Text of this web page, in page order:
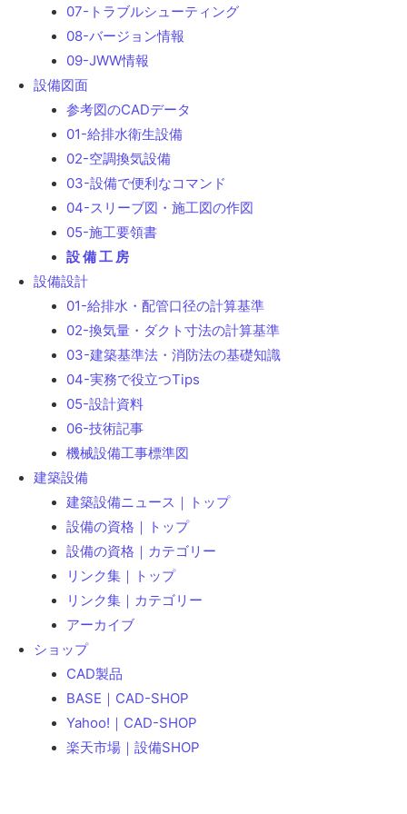
07-トラブルシューティング
08-バージョン情報
09-JWW情報
設備図面
参考図のCADデータ
01-給排水衛生設備
02-空調換気設備
03-設備で便利なコマンド
04-スリーブ図・施工図の作図
05-施工要領書
設 備 工 房
設備設計
01-給排水・配管口径の計算基準
02-換気量・ダクト寸法の計算基準
03-建築基準法・消防法の基礎知識
04-実務で役立つTips
05-設計資料
06-技術記事
機械設備工事標準図
建築設備
建築設備ニュース｜トップ
設備の資格｜トップ
設備の資格｜カテゴリー
リンク集｜トップ
リンク集｜カテゴリー
アーカイブ
ショップ
CAD製品
BASE｜CAD-SHOP
Yahoo!｜CAD-SHOP
楽天市場｜設備SHOP